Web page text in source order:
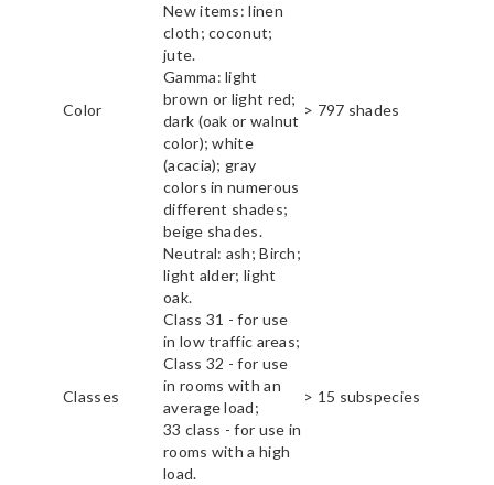
Color
New items: linen
cloth; coconut;
jute.
Gamma: light
brown or light red;
dark (oak or walnut
color); white
(acacia); gray
colors in numerous
different shades;
beige shades.
Neutral: ash; Birch;
light alder; light
oak.
> 797 shades
Classes
Class 31 - for use
in low traffic areas;
Class 32 - for use
in rooms with an
average load;
33 class - for use in
rooms with a high
load.
> 15 subspecies